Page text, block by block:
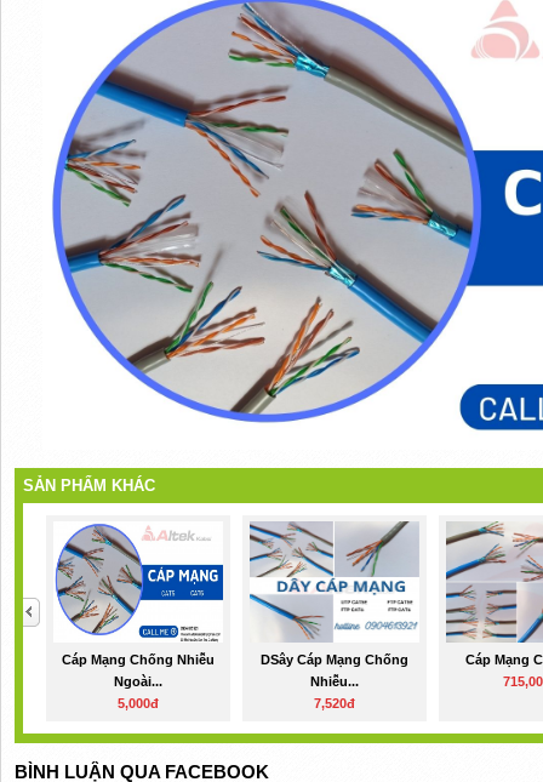
SẢN PHẨM KHÁC
Cáp Mạng Chống Nhiễu
Ngoài...
5,000đ
DSây Cáp Mạng Chống
Nhiễu...
7,520đ
Cáp Mạng
BÌNH LUẬN QUA FACEBOOK